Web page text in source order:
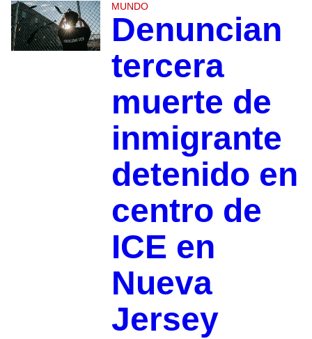
MUNDO
Denuncian
tercera
muerte de
inmigrante
detenido en
centro de
ICE en
Nueva
Jersey